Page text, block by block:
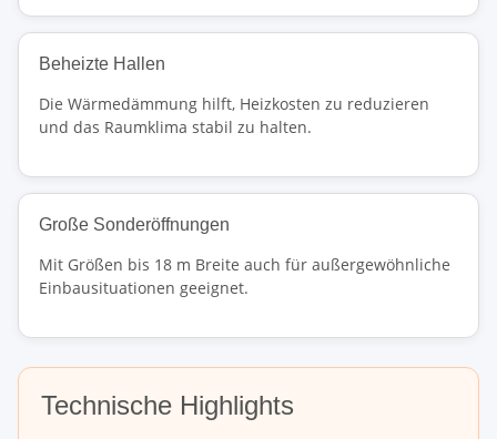
Beheizte Hallen
Die Wärmedämmung hilft, Heizkosten zu reduzieren
und das Raumklima stabil zu halten.
Große Sonderöffnungen
Mit Größen bis 18 m Breite auch für außergewöhnliche
Einbausituationen geeignet.
Technische Highlights